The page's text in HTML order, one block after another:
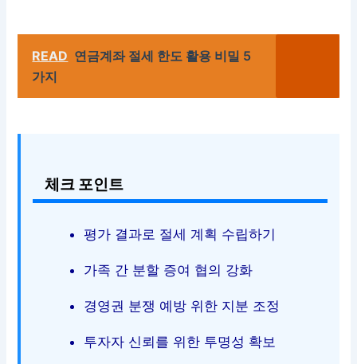
READ 연금계좌 절세 한도 활용 비밀 5
가지
체크 포인트
평가 결과로 절세 계획 수립하기
가족 간 분할 증여 협의 강화
경영권 분쟁 예방 위한 지분 조정
투자자 신뢰를 위한 투명성 확보